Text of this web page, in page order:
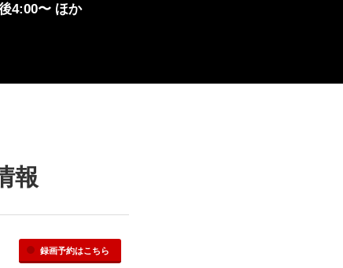
4:00〜 ほか
報
録画予約はこちら